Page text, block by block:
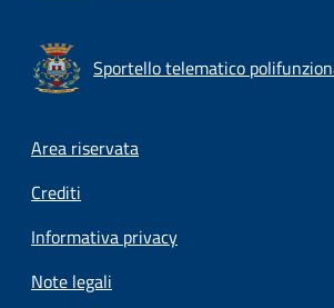
Sportello telematico
Footer menu
Area riservata
Crediti
Informativa privacy
Note legali